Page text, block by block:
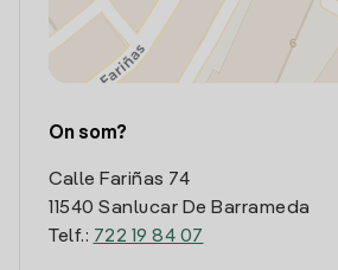
On som?
Calle Fariñas 74
11540 Sanlucar De Barrameda
Telf.: 722 19 84 07